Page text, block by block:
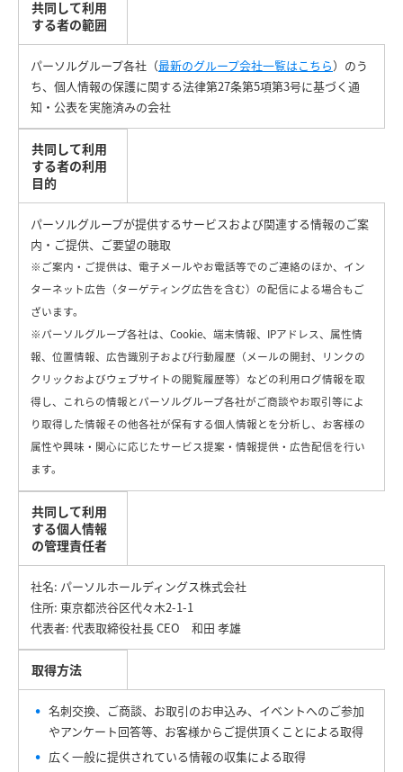
共同して利用
する者の範囲
パーソルグループ各社（最新のグループ会社一覧はこちら）のう
ち、個人情報の保護に関する法律第27条第5項第3号に基づく通
知・公表を実施済みの会社
共同して利用
する者の利用
目的
パーソルグループが提供するサービスおよび関連する情報のご案
内・ご提供、ご要望の聴取
※ご案内・ご提供は、電子メールやお電話等でのご連絡のほか、イン
ターネット広告（ターゲティング広告を含む）の配信による場合もご
ざいます。
※パーソルグループ各社は、Cookie、端末情報、IPアドレス、属性情
報、位置情報、広告識別子および行動履歴（メールの開封、リンクの
クリックおよびウェブサイトの閲覧履歴等）などの利用ログ情報を取
得し、これらの情報とパーソルグループ各社がご商談やお取引等によ
り取得した情報その他各社が保有する個人情報とを分析し、お客様の
属性や興味・関心に応じたサービス提案・情報提供・広告配信を行い
ます。
共同して利用
する個人情報
の管理責任者
社名: パーソルホールディングス株式会社
住所: 東京都渋谷区代々木2-1-1
代表者: 代表取締役社長 CEO 和田 孝雄
取得方法
名刺交換、ご商談、お取引のお申込み、イベントへのご参加
やアンケート回答等、お客様からご提供頂くことによる取得
広く一般に提供されている情報の収集による取得